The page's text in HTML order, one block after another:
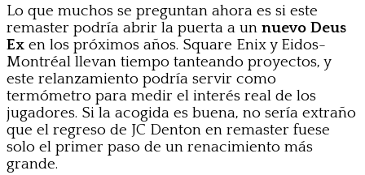
Lo que muchos se preguntan ahora es si este
remaster podría abrir la puerta a un nuevo Deus
Ex en los próximos años. Square Enix y Eidos-
Montréal llevan tiempo tanteando proyectos, y
este relanzamiento podría servir como
termómetro para medir el interés real de los
jugadores. Si la acogida es buena, no sería extraño
que el regreso de JC Denton en remaster fuese
solo el primer paso de un renacimiento más
grande.